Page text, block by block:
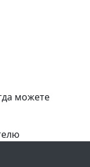
можете